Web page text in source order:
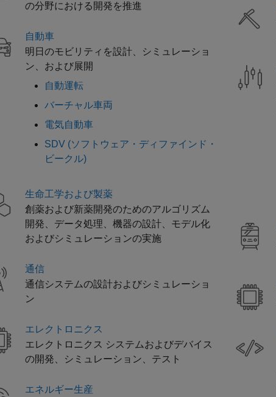
の分野における開発を推進
自動車
明日のモビリティを設計、シミュレーショ
ン、および展開
自動運転
バーチャル車両
電気自動車
SDV (ソフトウェア・ディファインド・
ビークル)
生命工学および製薬
創薬および新薬開発のためのアルゴリズム
開発、データ処理、機器の設計、モデル化
およびシミュレーションの実施
通信
通信システムの設計およびシミュレーショ
ン
エレクトロニクス
エレクトロニクス システムおよびデバイス
の開発、シミュレーション、テスト
エネルギー生産